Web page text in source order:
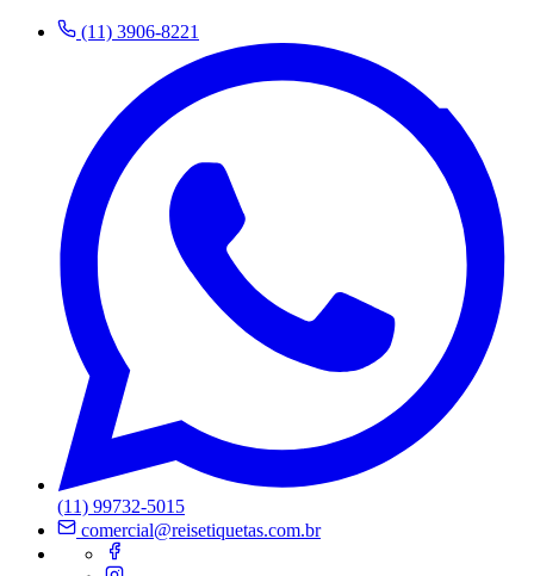
(11) 3906-8221
(11) 99732-5015
comercial@reisetiquetas.com.br